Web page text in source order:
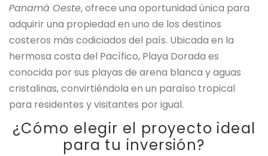
Panamá Oeste, ofrece una oportunidad única para
adquirir una propiedad en uno de los destinos
costeros más codiciados del país. Ubicada en la
hermosa costa del Pacífico, Playa Dorada es
conocida por sus playas de arena blanca y aguas
cristalinas, convirtiéndola en un paraíso tropical
para residentes y visitantes por igual.
¿Cómo elegir el proyecto ideal
para tu inversión?